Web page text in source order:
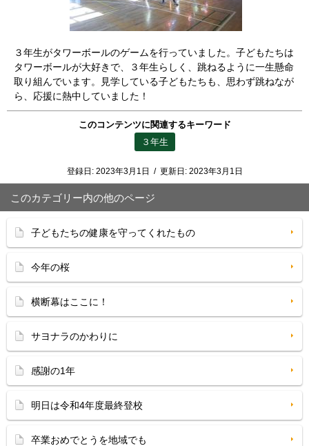
３年生がタワーボールのゲームを行っていました。子どもたちは
タワーボールが大好きで、３年生らしく、跳ねるように一生懸命
取り組んでいます。見学している子どもたちも、思わず跳ねなが
ら、応援に熱中していました！
このコンテンツに関連するキーワード
３年生
登録日: 2023年3月1日 / 更新日: 2023年3月1日
このカテゴリー内の他のページ
子どもたちの健康を守ってくれたもの
今年の桜
横断幕はここに！
サヨナラのかわりに
感謝の1年
明日は令和4年度最終登校
卒業おめでとうを地域でも